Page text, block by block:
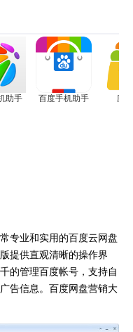
助手 百度手机助手 应
专业和实用的百度云网盘
提供直观清晰的操作界
的管理百度帐号，支持自
告信息。百度网盘营销大